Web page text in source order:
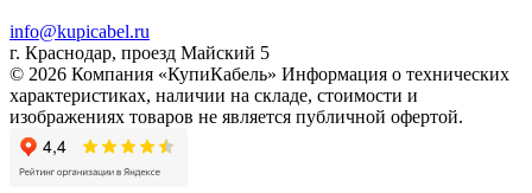
info@kupicabel.ru
г. Краснодар, проезд Майский 5
© 2026 Компания «КупиКабель» Информация о технических
характеристиках, наличии на складе, стоимости и
изображениях товаров не является публичной офертой.